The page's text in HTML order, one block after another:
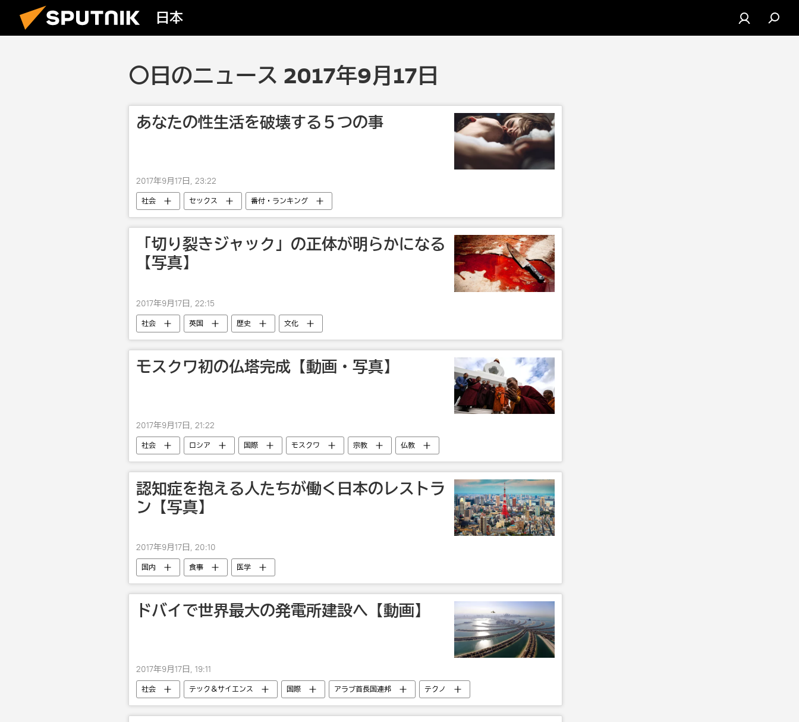
日本
〇日のニュース 2017年9月17日
あなたの性生活を破壊する５つの事
2017年9月17日, 23:22
社会 セックス 番付・ランキング
「切り裂きジャック」の正体が明らかになる
【写真】
2017年9月17日, 22:15
社会 英国 歴史 文化
モスクワ初の仏塔完成【動画・写真】
2017年9月17日, 21:22
社会 ロシア 国際 モスクワ 宗教 仏教
認知症を抱える人たちが働く日本のレストラ
ン【写真】
2017年9月17日, 20:10
国内 食事 医学
ドバイで世界最大の発電所建設へ【動画】
2017年9月17日, 19:11
社会 テック＆サイエンス 国際 アラブ首長国連邦 テクノ